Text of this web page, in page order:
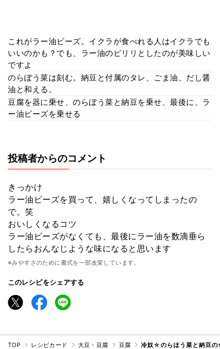
これがラー油ビーズ。イクラが食べれる人はイクラでも
いいのかも？でも、ラー油のピリリとしたのが美味しい
ですよ
のらぼう菜は刻む。納豆と付属のタレ、ごま油、だし醤
油と和える。
豆腐を器に乗せ、のらぼう菜と納豆を乗せ、最後に、ラ
ー油ビーズを乗せる
投稿者からのコメント
きっかけ
ラー油ビーズを買って、嬉しくなってしまったの
で。笑
おいしくなるコツ
ラー油ビーズがなくても、最後にラー油を数滴垂ら
したらおんなじような味になると思います
※みやすさのために書式を一部改変しています。
このレシピをシェアする
TOP レシピカード 大豆・豆腐 豆腐 冷奴☆のらほう菜と納豆の